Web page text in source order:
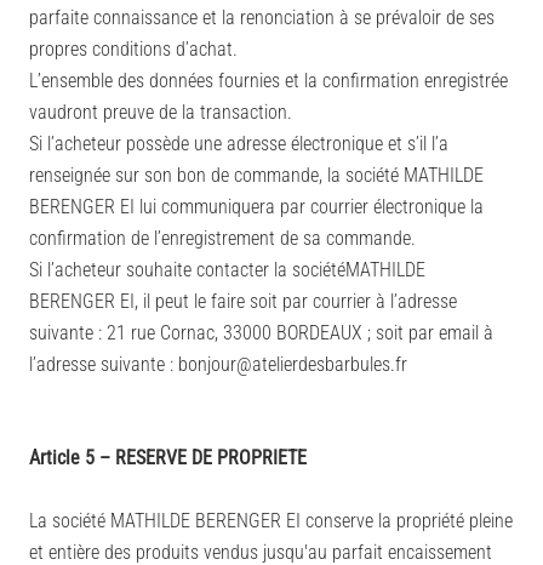
parfaite connaissance et la renonciation à se prévaloir de ses
propres conditions d’achat.
L’ensemble des données fournies et la confirmation enregistrée
vaudront preuve de la transaction.
Si l’acheteur possède une adresse électronique et s’il l’a
renseignée sur son bon de commande, la société MATHILDE
BERENGER EI lui communiquera par courrier électronique la
confirmation de l’enregistrement de sa commande.
Si l’acheteur souhaite contacter la sociétéMATHILDE
BERENGER EI, il peut le faire soit par courrier à l’adresse
suivante : 21 rue Cornac, 33000 BORDEAUX ; soit par email à
l’adresse suivante : bonjour@atelierdesbarbules.fr
Article 5 – RESERVE DE PROPRIETE
La société MATHILDE BERENGER EI conserve la propriété pleine
et entière des produits vendus jusqu'au parfait encaissement